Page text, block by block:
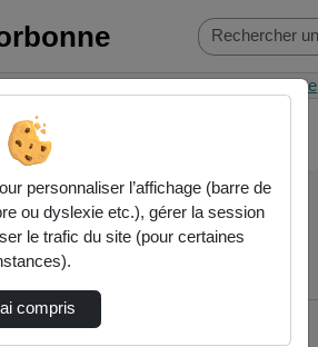
Philosophies féministes et études de genre
personnaliser l’affichage (barre de
ou dyslexie etc.), gérer la session
le trafic du site (pour certaines
compris